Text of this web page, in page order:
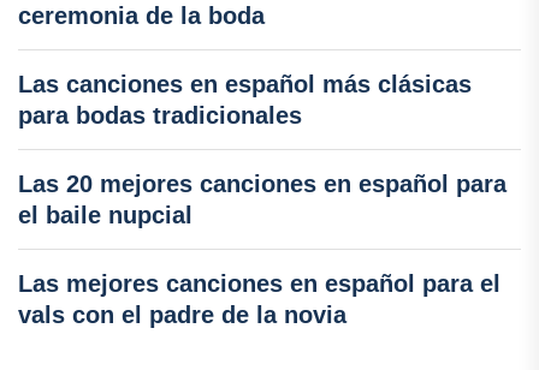
ceremonia de la boda
Las canciones en español más clásicas
para bodas tradicionales
Las 20 mejores canciones en español para
el baile nupcial
Las mejores canciones en español para el
vals con el padre de la novia